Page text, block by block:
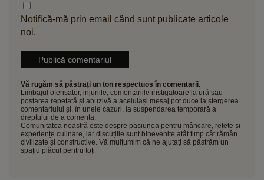
Notifică-mă prin email când sunt publicate articole
noi.
Vă rugăm să păstrați un ton respectuos în comentarii.
Limbajul ofensator, injuriile, comentariile instigatoare la ură sau
postarea repetată și abuzivă a aceluiași mesaj pot duce la ștergerea
comentariului și, în unele cazuri, la suspendarea temporară a
dreptului de a comenta.
Comunitatea noastră este despre pasiunea pentru mâncare, rețete și
experiențe culinare, iar discuțiile sunt binevenite atât timp cât rămân
civilizate și constructive. Vă mulțumim că ne ajutați să păstrăm un
spațiu plăcut pentru toți